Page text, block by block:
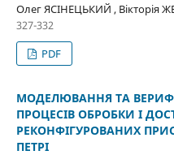
Олег ЯСІНЕЦЬКИЙ , Вікторія
327-332
PDF
МОДЕЛЮВАННЯ ТА
ПРОЦЕСІВ ОБРОБКИ І
РЕКОНФІГУРОВАНИХ
ПЕТРІ